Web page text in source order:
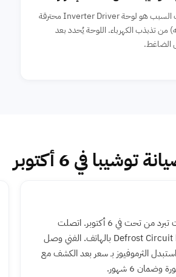
في 70% من الحالات السبب هو لوحة Inverter Driver محترقة
تذبذب الكهرباء. اللوحة يُحدد بعد
الضاغط.
في 6 أكتوبر
ثلاجة توشيبا بطلت تبرد من تحت في 6 أكتوبر. اتصلت
16062 وشخّصوا Defrost Circuit بالهاتف. الفني وصل
واستبدل الثرموفيوز بـ سعر بعد الكشف مع
وضمان 6 شهور.